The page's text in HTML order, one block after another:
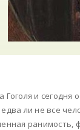
и
ли не все